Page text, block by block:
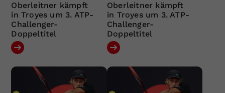
Oberleitner kämpft
in Troyes um 3. ATP-
Challenger-
Doppeltitel
Oberleitner kämpft
in Troyes um 3. ATP-
Challenger-
Doppeltitel